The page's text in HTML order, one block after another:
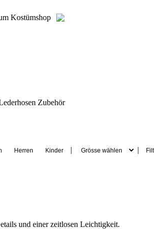
Kostümshop
Zubehör
| |
und einer zeitlosen Leichtigkeit.